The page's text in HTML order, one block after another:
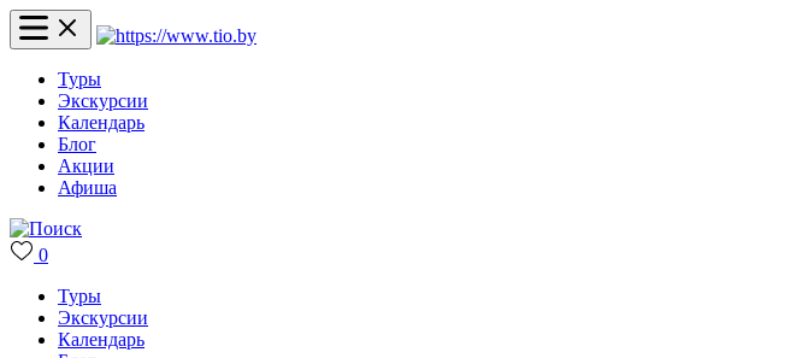
Туры
Экскурсии
Календарь
Блог
Акции
Афиша
0
Туры
Экскурсии
Календарь